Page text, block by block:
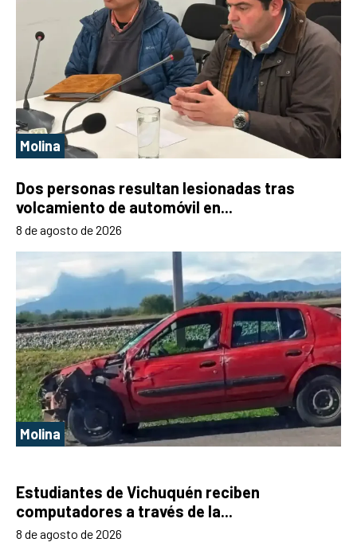
Molina
Dos personas resultan lesionadas tras
volcamiento de automóvil en...
8 de agosto de 2026
Molina
Estudiantes de Vichuquén reciben
computadores a través de la...
8 de agosto de 2026